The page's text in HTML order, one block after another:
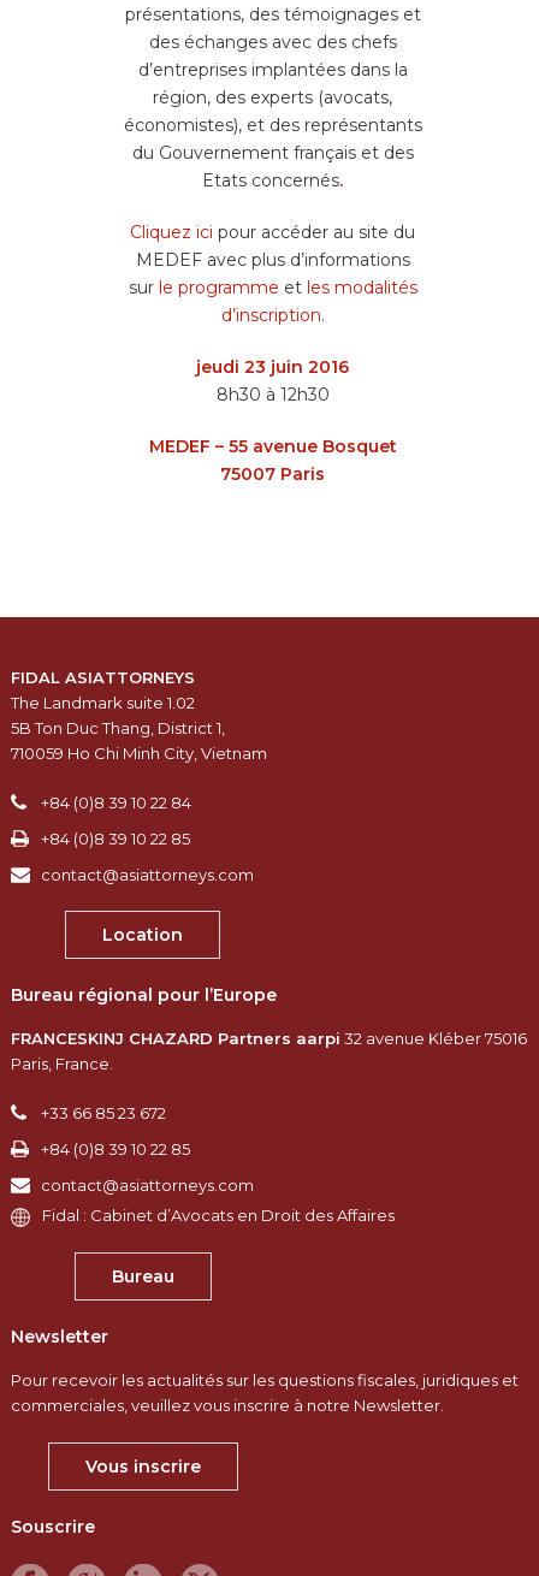
présentations, des témoignages et
des échanges avec des chefs
d’entreprises implantées dans la
région, des experts (avocats,
économistes), et des représentants
du Gouvernement français et des
Etats concernés.
Cliquez ici pour accéder au site du
MEDEF avec plus d’informations
sur le programme et les modalités
d’inscription.
jeudi 23 juin 2016
8h30 à 12h30
MEDEF – 55 avenue Bosquet
75007 Paris
FIDAL ASIATTORNEYS
The Landmark suite 1.02
5B Ton Duc Thang, District 1,
710059 Ho Chi Minh City, Vietnam
+84 (0)8 39 10 22 84
+84 (0)8 39 10 22 85
contact@asiattorneys.com
Location
Bureau régional pour l’Europe
FRANCESKINJ CHAZARD Partners aarpi 32 avenue Kléber 75016
Paris, France.​
+33 66 85 23 672
+84 (0)8 39 10 22 85
contact@asiattorneys.com
Fidal : Cabinet d’Avocats en Droit des Affaires
Bureau
Newsletter
Pour recevoir les actualités sur les questions fiscales, juridiques et
commerciales, veuillez vous inscrire à notre Newsletter.
Vous inscrire
Souscrire